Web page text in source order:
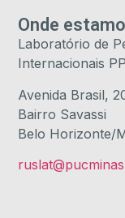
Onde
Laboratório de
Internacionais
Avenida Brasil,
Bairro Savassi
Belo Horizonte/